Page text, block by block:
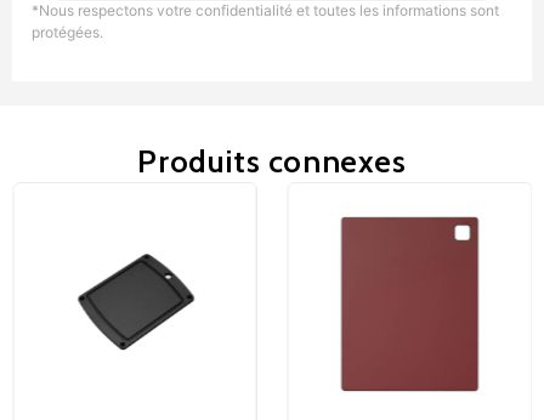
*Nous respectons votre confidentialité et toutes les informations sont
protégées.
Produits connexes